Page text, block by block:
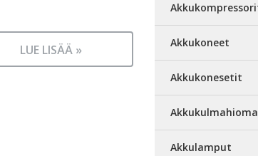
LUE LISÄÄ » Akkukoneet
Akkukonesetit
Akkulamput